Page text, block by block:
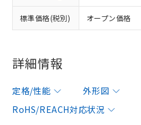
標準価格(税別) オープン価格
詳細情報
定格/性能 外形図
RoHS/REACH対応状況